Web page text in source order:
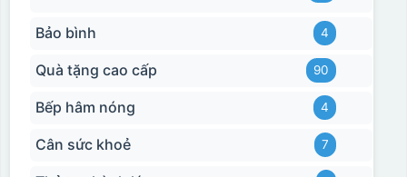
Hộp xi 2 cốc
Bảo bình 4
Quà tặng cao cấp 90
Bếp hâm nóng 4
Cân sức khoẻ 7